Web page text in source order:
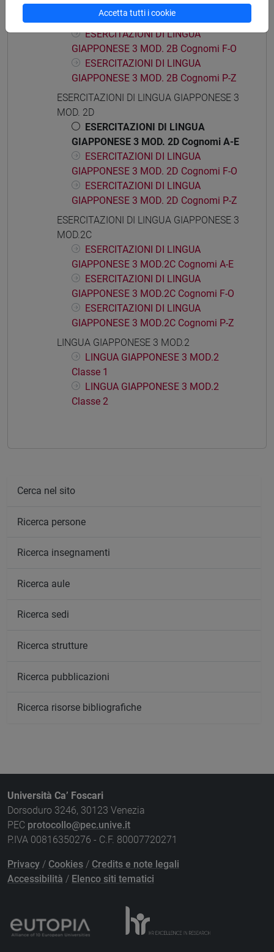
ESERCITAZIONI DI LINGUA
GIAPPONESE 3 MOD. 2B Cognomi A-E
ESERCITAZIONI DI LINGUA
GIAPPONESE 3 MOD. 2B Cognomi F-O
ESERCITAZIONI DI LINGUA
GIAPPONESE 3 MOD. 2B Cognomi P-Z
ESERCITAZIONI DI LINGUA GIAPPONESE 3
MOD. 2D
ESERCITAZIONI DI LINGUA
GIAPPONESE 3 MOD. 2D Cognomi A-E
ESERCITAZIONI DI LINGUA
GIAPPONESE 3 MOD. 2D Cognomi F-O
ESERCITAZIONI DI LINGUA
GIAPPONESE 3 MOD. 2D Cognomi P-Z
ESERCITAZIONI DI LINGUA GIAPPONESE 3
MOD.2C
ESERCITAZIONI DI LINGUA
GIAPPONESE 3 MOD.2C Cognomi A-E
ESERCITAZIONI DI LINGUA
GIAPPONESE 3 MOD.2C Cognomi F-O
ESERCITAZIONI DI LINGUA
GIAPPONESE 3 MOD.2C Cognomi P-Z
LINGUA GIAPPONESE 3 MOD.2
LINGUA GIAPPONESE 3 MOD.2
Classe 1
LINGUA GIAPPONESE 3 MOD.2
Classe 2
Cerca nel sito
Ricerca persone
Ricerca insegnamenti
Ricerca aule
Ricerca sedi
Ricerca strutture
Ricerca pubblicazioni
Ricerca risorse bibliografiche
Università Ca’ Foscari
Dorsoduro 3246, 30123 Venezia
PEC protocollo@pec.unive.it
P.IVA 00816350276 - C.F. 80007720271
Privacy / Cookies / Credits e note legali
Accessibilità / Elenco siti tematici
Accetta tutti i cookie